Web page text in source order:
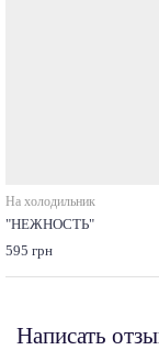
На холодильник
"НЕЖНОСТЬ"
595 грн
Написать